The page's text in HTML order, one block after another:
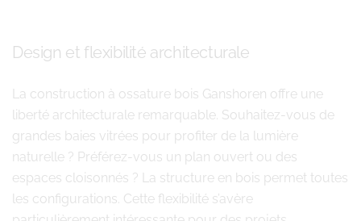
Design et flexibilité architecturale
La construction à ossature bois Ganshoren offre une
liberté architecturale remarquable. Souhaitez-vous de
grandes baies vitrées pour profiter de la lumière
naturelle ? Préférez-vous un plan ouvert ou des
espaces cloisonnés ? La structure en bois permet toutes
les configurations. Cette flexibilité s’avère